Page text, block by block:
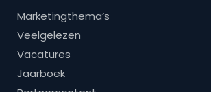
Marketingthema’s
Veelgelezen
Vacatures
Jaarboek